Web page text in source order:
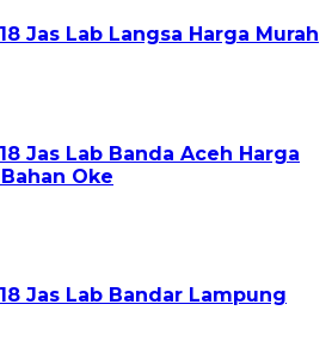
Jas Lab Langsa Harga Murah
Jas Lab Banda Aceh Harga
Oke
Jas Lab Bandar Lampung